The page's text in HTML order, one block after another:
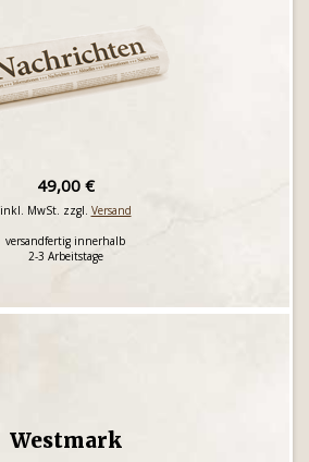
49,00 €
inkl. MwSt. zzgl. Versand
versandfertig innerhalb
2-3 Arbeitstage
Westmark